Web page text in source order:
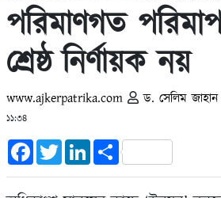
পরিমাণগত
শ্রেষ্ঠ নির্ণায়ক নয়
www.ajkerpatrika.com ড. সেলিম জাহান
১১:৩৪
FacebookTwitterLinkedInShare